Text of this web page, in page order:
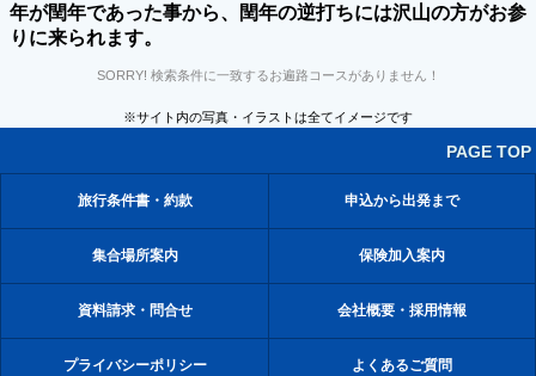
年が閏年であった事から、閏年の逆打ちには沢山の方がお参
りに来られます。
SORRY! 検索条件に一致するお遍路コースがありません！
PAGE TOP
※サイト内の写真・イラストは全てイメージです
旅行条件書・約款 申込から出発まで
集合場所案内 保険加入案内
資料請求・問合せ 会社概要・採用情報
プライバシーポリシー よくあるご質問